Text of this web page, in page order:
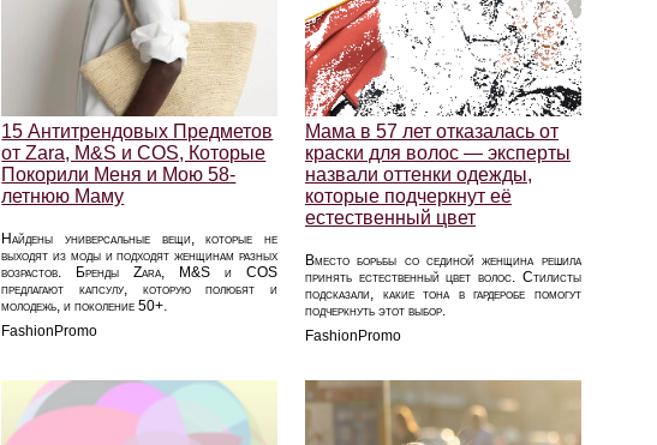
15 Антитрендовых Предметов
от Zara, M&S и COS, Которые
Покорили Меня и Мою 58-
летнюю Маму
Найдены универсальные вещи, которые не
выходят из моды и подходят женщинам разных
возрастов. Бренды Zara, M&S и COS
предлагают капсулу, которую полюбят и
молодежь, и поколение 50+.
FashionPromo
Мама в 57 лет отказалась от
краски для волос — эксперты
назвали оттенки одежды,
которые подчеркнут её
естественный цвет
Вместо борьбы со сединой женщина решила
принять естественный цвет волос. Стилисты
подсказали, какие тона в гардеробе помогут
подчеркнуть этот выбор.
FashionPromo